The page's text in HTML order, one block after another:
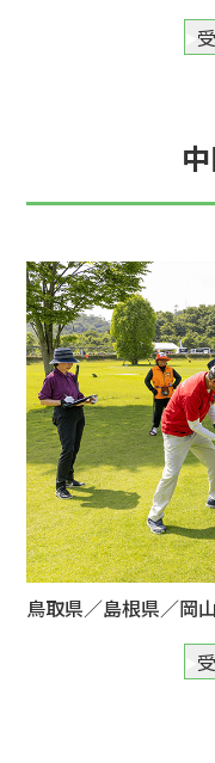
鳥取県／島根県／岡